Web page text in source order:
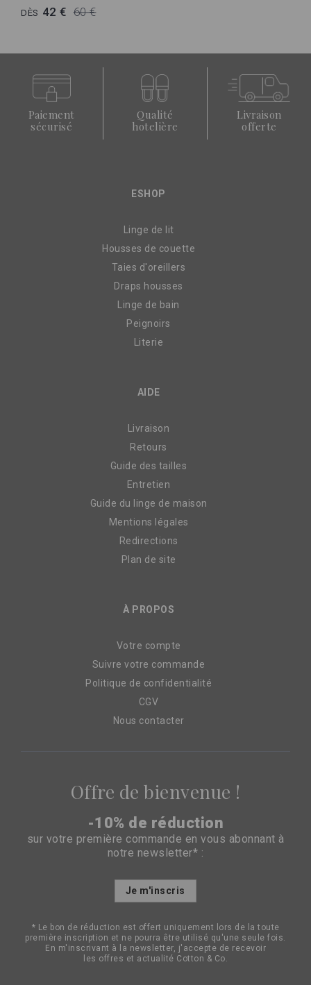
DÈS 42 € 60 €
Paiement
sécurisé
Qualité
hotelière
Livraison
offerte
ESHOP
Linge de lit
Housses de couette
Taies d'oreillers
Draps housses
Linge de bain
Peignoirs
Literie
AIDE
Livraison
Retours
Guide des tailles
Entretien
Guide du linge de maison
Mentions légales
Redirections
Plan de site
À PROPOS
Votre compte
Suivre votre commande
Politique de confidentialité
CGV
Nous contacter
Offre de bienvenue !
-10% de réduction
sur votre première commande en vous abonnant à
notre newsletter* :
Inscription
d’information
:
Je m'inscris
* Le bon de réduction est offert uniquement lors de la toute
première inscription et ne pourra être utilisé qu'une seule fois.
En m'inscrivant à la newsletter, j'accepte de recevoir
les offres et actualité Cotton & Co.